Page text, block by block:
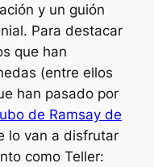
y un guión
Para destacar
que han
(entre ellos
han pasado por
de Ramsay de
lo van a disfrutar
como Teller: